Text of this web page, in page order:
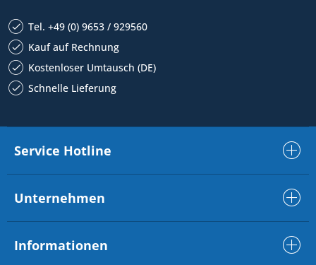
Tel. +49 (0) 9653 / 929560
Kauf auf Rechnung
Kostenloser Umtausch (DE)
Schnelle Lieferung
Service Hotline
Unternehmen
Informationen